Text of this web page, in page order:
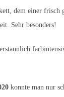
dem einer frisch
Sehr besonders!
konnte man nur